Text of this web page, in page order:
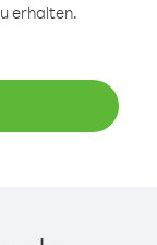
erhalten.